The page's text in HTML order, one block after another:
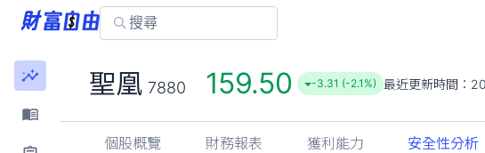
聖凰 7880 159.50 -3.31 (-2.1%) 最近更新時間：
個股概覽 財務報表 獲利能力 安全性分析